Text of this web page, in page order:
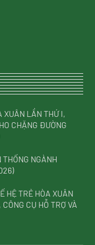
XUÂN LẦN THỨ I,
CHẶNG ĐƯỜNG
THỐNG NGÀNH
HỆ TRẺ HÒA XUÂN
CỤ HỖ TRỢ VÀ